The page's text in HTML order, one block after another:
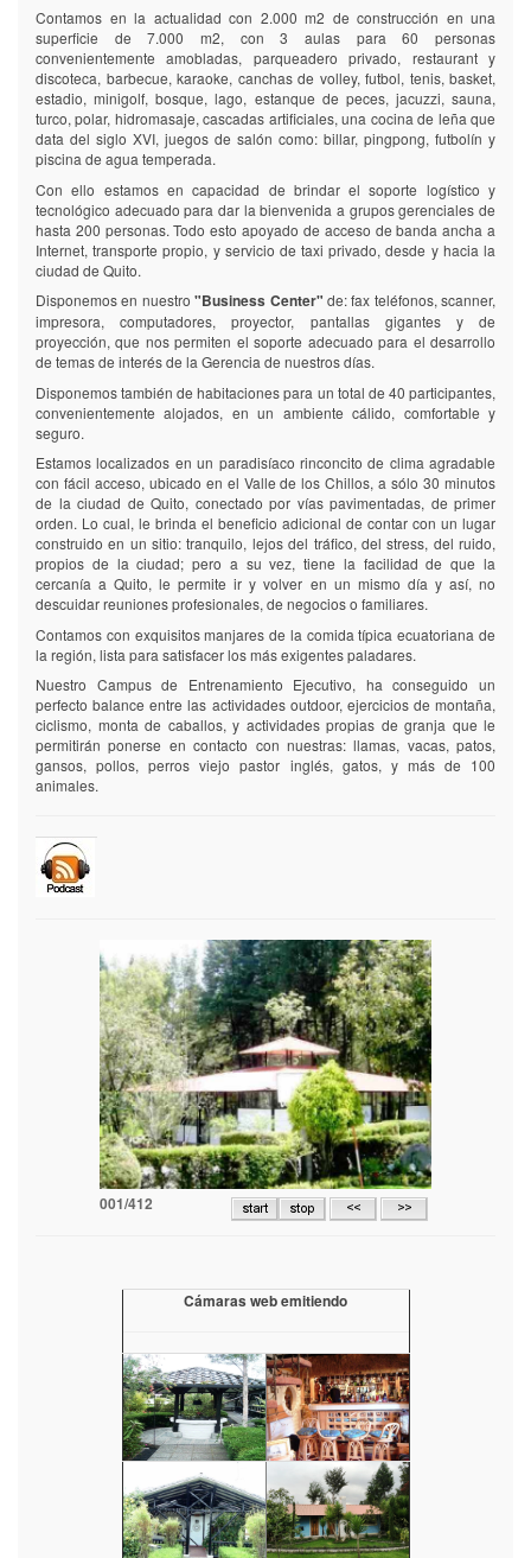
Contamos en la actualidad con 2.000 m2 de construcción en una
superficie de 7.000 m2, con 3 aulas para 60 personas
convenientemente amobladas, parqueadero privado, restaurant y
discoteca, barbecue, karaoke, canchas de volley, futbol, tenis, basket,
estadio, minigolf, bosque, lago, estanque de peces, jacuzzi, sauna,
turco, polar, hidromasaje, cascadas artificiales, una cocina de leña que
data del siglo XVI, juegos de salón como: billar, pingpong, futbolín y
piscina de agua temperada.
Con ello estamos en capacidad de brindar el soporte logístico y
tecnológico adecuado para dar la bienvenida a grupos gerenciales de
hasta 200 personas. Todo esto apoyado de acceso de banda ancha a
Internet, transporte propio, y servicio de taxi privado, desde y hacia la
ciudad de Quito.
Disponemos en nuestro"Business Center" de: fax teléfonos, scanner,
impresora, computadores, proyector, pantallas gigantes y de
proyección, que nos permiten el soporte adecuado para el desarrollo
de temas de interés de la Gerencia de nuestros días.
Disponemos también de habitaciones para un total de 40 participantes,
convenientemente alojados, en un ambiente cálido, comfortable y
seguro.
Estamos localizados en un paradisíaco rinconcito de clima agradable
con fácil acceso, ubicado en el Valle de los Chillos, a sólo 30 minutos
de la ciudad de Quito, conectado por vías pavimentadas, de primer
orden. Lo cual, le brinda el beneficio adicional de contar con un lugar
construido en un sitio: tranquilo, lejos del tráfico, del stress, del ruido,
propios de la ciudad; pero a su vez, tiene la facilidad de que la
cercanía a Quito, le permite ir y volver en un mismo día y así, no
descuidar reuniones profesionales, de negocios o familiares.
Contamos con exquisitos manjares de la comida típica ecuatoriana de
la región, lista para satisfacer los más exigentes paladares.
Nuestro Campus de Entrenamiento Ejecutivo, ha conseguido un
perfecto balance entre las actividades outdoor, ejercicios de montaña,
ciclismo, monta de caballos, y actividades propias de granja que le
permitirán ponerse en contacto con nuestras: llamas, vacas, patos,
gansos, pollos, perros viejo pastor inglés, gatos, y más de 100
animales.
001/412
Cámaras web emitiendo